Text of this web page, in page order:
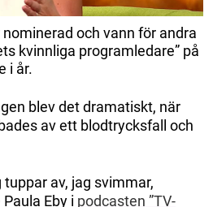
och vann för andra
kvinnliga programledare” på
i år.
blev det dramatiskt, när
av ett blodtrycksfall och
av, jag svimmar,
Eby i podcasten ”TV-